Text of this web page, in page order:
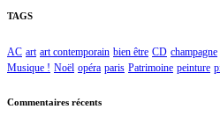
TAGS
AC art art contemporain bien être CD champagne
Musique ! Noël opéra paris Patrimoine peinture
Commentaires récents